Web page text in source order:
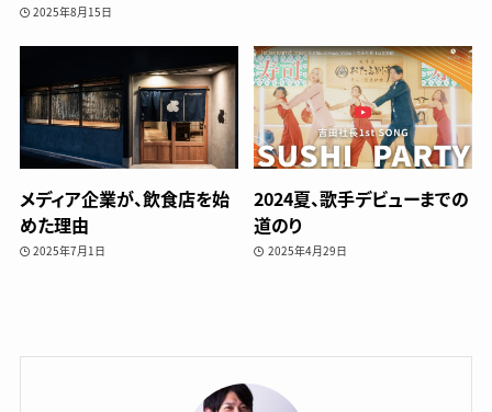
2025年8月15日
メディア企業が、飲食店を始
めた理由
2025年7月1日
2024夏、歌手デビューまでの
道のり
2025年4月29日